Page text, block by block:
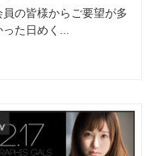
員の皆様からご要望が多
った日めく...